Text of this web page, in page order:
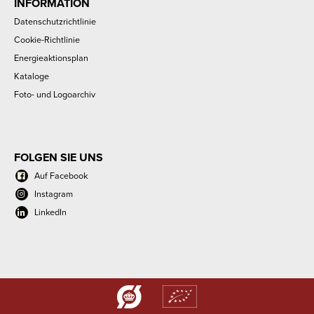
Datenschutzrichtlinie
Cookie-Richtlinie
Energieaktionsplan
Kataloge
Foto- und Logoarchiv
FOLGEN SIE UNS
Auf Facebook
Instagram
LinkedIn